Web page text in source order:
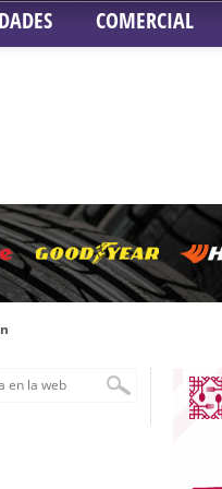
COMERCIAL
Coronada –